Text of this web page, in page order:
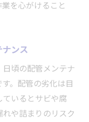
を心がけること
ナンス
頃の配管メンテナ
。配管の劣化は目
ているとサビや腐
や詰まりのリスク